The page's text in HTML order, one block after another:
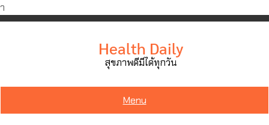
ำ
Skip
Health Daily
สุขภาพดีมีได้ทุกวัน
Menu